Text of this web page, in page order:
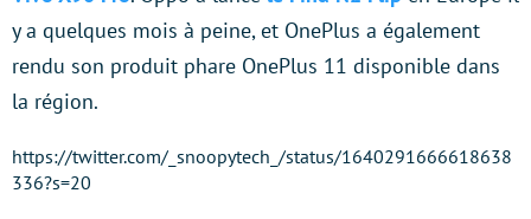
y a quelques mois à peine, et OnePlus a également
rendu son produit phare OnePlus 11 disponible dans
la région.
https://twitter.com/_snoopytech_/status/1640291666618638
336?s=20